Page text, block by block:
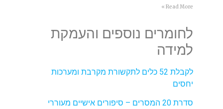
Read More »
לחומרים נוספים והעמקת
למידה
לקבלת 52 כלים לתקשורת מקרבת ומערכות
יחסים
סדרת 20 המסרים – סיפורים אישיים מעוררי